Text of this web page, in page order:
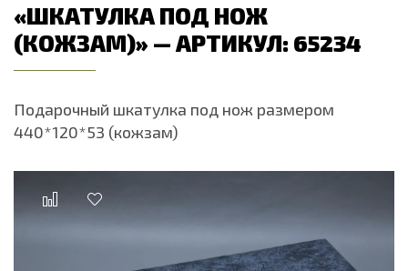
«ШКАТУЛКА ПОД НОЖ
(КОЖЗАМ)» — АРТИКУЛ: 65234
Подарочный шкатулка под нож размером
440*120*53 (кожзам)